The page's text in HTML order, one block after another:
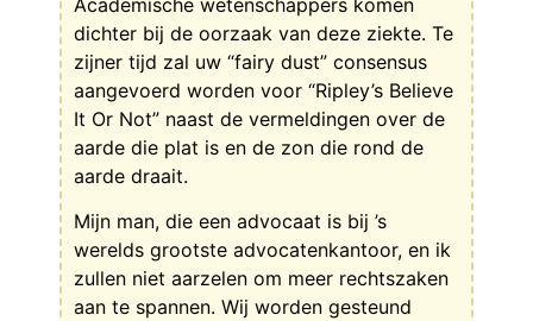
dichter bij de oorzaak van deze ziekte. Te
zijner tijd zal uw “fairy dust” consensus
aangevoerd worden voor “Ripley’s Believe
It Or Not” naast de vermeldingen over de
aarde die plat is en de zon die rond de
aarde draait.
Mijn man, die een advocaat is bij ’s
werelds grootste advocatenkantoor, en ik
zullen niet aarzelen om meer rechtszaken
aan te spannen. Wij worden gesteund